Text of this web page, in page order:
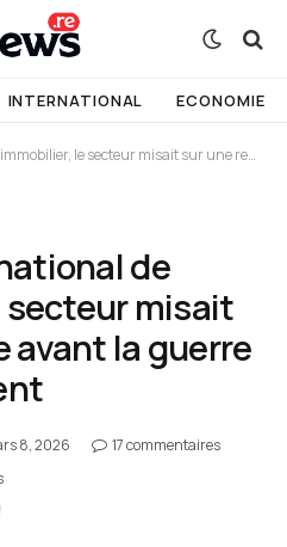
INTERNATIONAL ECONOMIE
misait sur une reprise avant la guerre au Moyen-Orient
de
secteur misait
avant la guerre
8, 2026
17 commentaires